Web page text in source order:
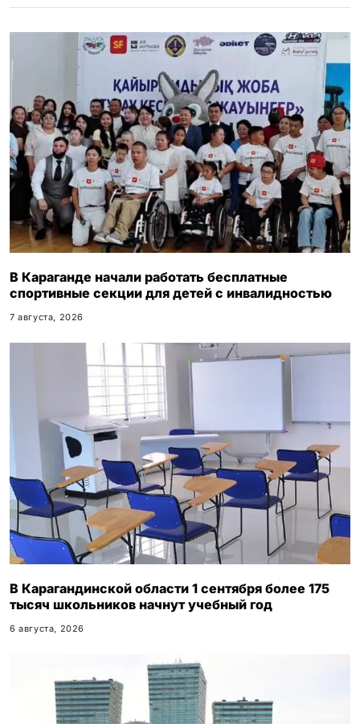
i
k
В Караганде начали работать бесплатные
спортивные секции для детей с инвалидностью
7 августа, 2026
В Карагандинской области 1 сентября более 175
тысяч школьников начнут учебный год
6 августа, 2026